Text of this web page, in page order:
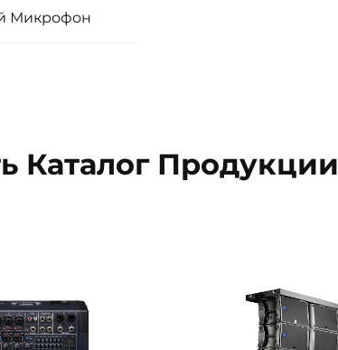
Микрофон
Каталог Продукции